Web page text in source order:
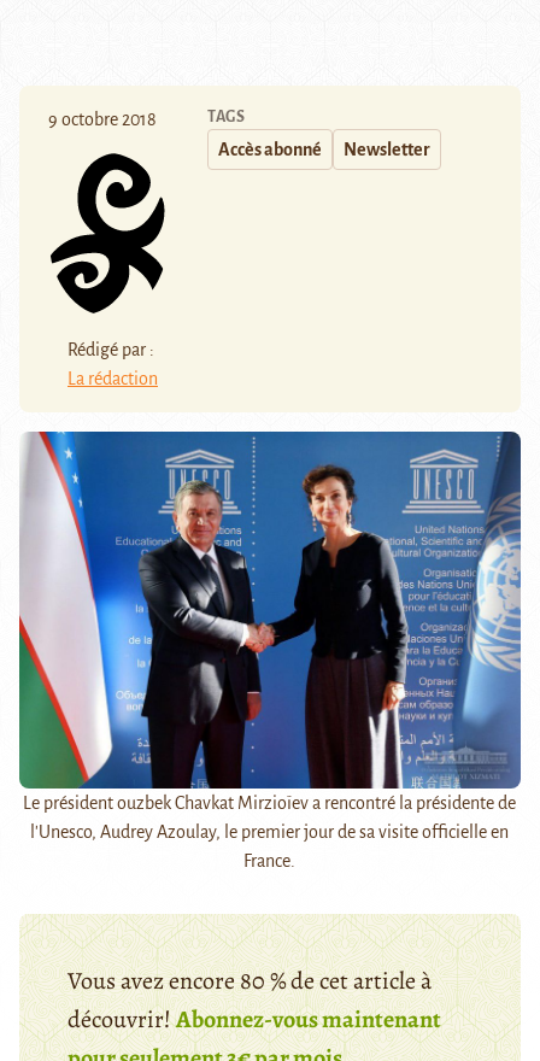
9 octobre 2018
Rédigé par :
La rédaction
TAGS
Accès abonné Newsletter
Le président ouzbek Chavkat Mirzioïev a rencontré la présidente de
l'Unesco, Audrey Azoulay, le premier jour de sa visite officielle en
France.
Vous avez encore 80 % de cet article à
découvrir!Abonnez-vous maintenant